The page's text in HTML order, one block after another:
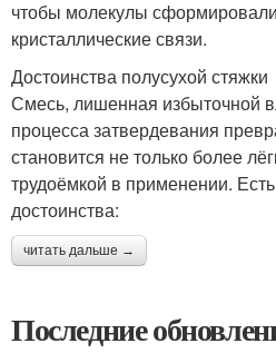
чтобы молекулы
кристаллические связи.
Достоинства полусухой стяжки
Смесь, лишенная избыточной
процесса затвердевания
становится не только более
трудоёмкой в применении.
достоинства:
читать дальше →
Последние